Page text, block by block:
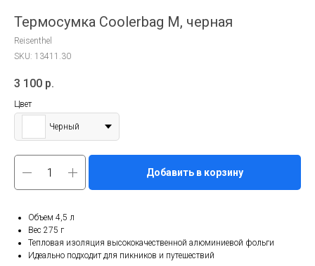
Термосумка Coolerbag M, черная
Reisenthel
SKU: 13411.30
3 100 р.
Цвет
Черный
Добавить в корзину
Объем 4,5 л
Вес 275 г
Тепловая изоляция высококачественной алюминиевой фольги
Идеально подходит для пикников и путешествий